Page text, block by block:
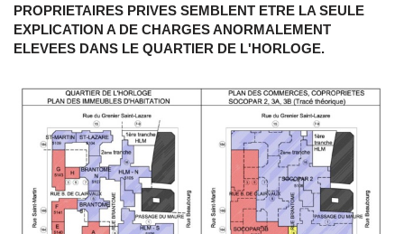
PROPRIETAIRES PRIVES SEMBLENT ETRE LA SEULE
EXPLICATION A DE CHARGES ANORMALEMENT
ELEVEES DANS LE QUARTIER DE L'HORLOGE.